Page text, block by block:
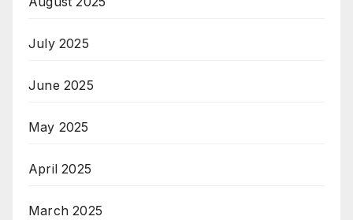
July 2025
June 2025
May 2025
April 2025
March 2025